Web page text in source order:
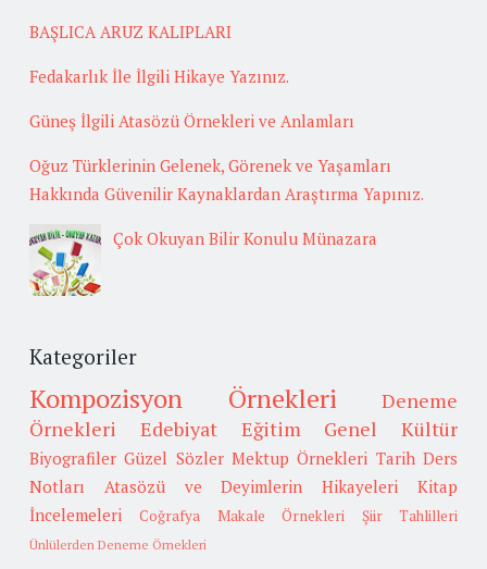
BAŞLICA ARUZ KALIPLARI
Fedakarlık İle İlgili Hikaye Yazınız.
Güneş İlgili Atasözü Örnekleri ve Anlamları
Oğuz Türklerinin Gelenek, Görenek ve Yaşamları
Hakkında Güvenilir Kaynaklardan Araştırma Yapınız.
Çok Okuyan Bilir Konulu Münazara
Kategoriler
Kompozisyon Örnekleri
Deneme
Örnekleri
Edebiyat Eğitim Genel Kültür
Biyografiler Güzel Sözler Mektup Örnekleri Tarih Ders
Notları
Atasözü ve Deyimlerin Hikayeleri
Kitap
İncelemeleri
Coğrafya Makale Örnekleri Şiir Tahlilleri
Ünlülerden Deneme Örnekleri